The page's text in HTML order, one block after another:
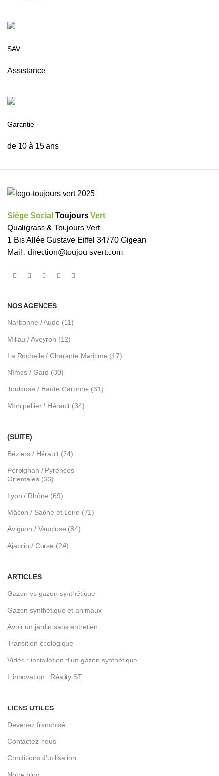
SAV
Assistance
Garantie
de 10 à 15 ans
Siège Social Toujours Vert
Qualigrass & Toujours Vert
1 Bis Allée Gustave Eiffel 34770 Gigean
Mail : direction@toujoursvert.com
NOS AGENCES
Narbonne / Aude (11)
Millau / Aveyron (12)
La Rochelle / Charente Maritime (17)
Nîmes / Gard (30)
Toulouse / Haute Garonne (31)
Montpellier / Hérault (34)
(SUITE)
Béziers / Hérault (34)
Perpignan / Pyrénées
Orientales (66)
Lyon / Rhône (69)
Mâcon / Saône et Loire (71)
Avignon / Vaucluse (84)
Ajaccio / Corse (2A)
ARTICLES
Gazon vs gazon synthétique
Gazon synthétique et animaux
Avoir un jardin sans entretien
Transition écologique
Vidéo : installation d'un gazon synthétique
L'innovation : Réality ST
LIENS UTILES
Devenez franchisé
Contactez-nous
Conditions d’utilisation